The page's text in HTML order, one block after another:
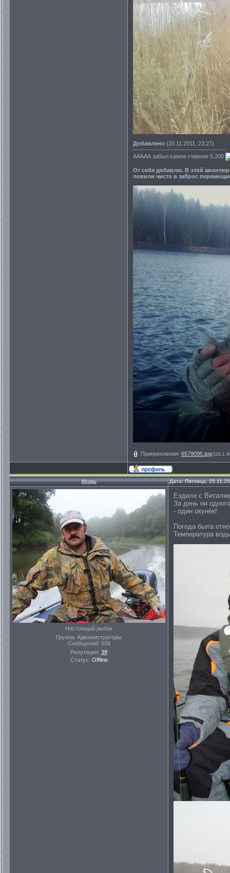
Добавлено (20.11.2011, 23:27)
---------------------------------------------
ААААА забыл самое главное 5,200
От себя добавлю. В этой
ловили чисто в заброс
Прикрепления: 6579095.jpg(104.1
Игорь Дата: Пятница,
Настоящий рыбак
Группа: Администраторы
Сообщений: 558
Репутация: 39
Статус: Offline
Ездили с
За день ни
- один окунёк!
Погода была
Температура